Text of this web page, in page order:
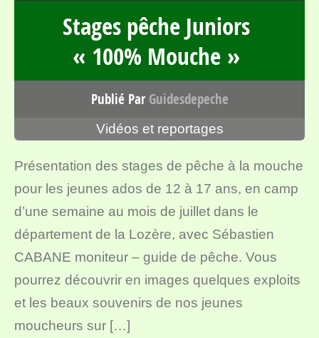
Stages pêche Juniors
« 100% Mouche »
Publié ParGuidesdepeche
Vidéos et reportages
Présentation des stages de pêche à la mouche
pour les jeunes ados de 12 à 17 ans, en camp
d’une semaine au mois de juillet dans le
département de la Lozère, avec Sébastien
CABANE moniteur – guide de pêche. Vous
pourrez découvrir en images quelques exploits
et les beaux souvenirs de nos jeunes
moucheurs sur […]